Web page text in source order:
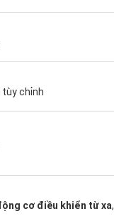
tùy chỉnh
cơ điều khiển từ xa,